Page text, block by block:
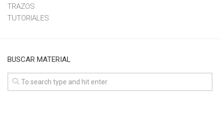
TRAZOS
TUTORIALES
BUSCAR MATERIAL